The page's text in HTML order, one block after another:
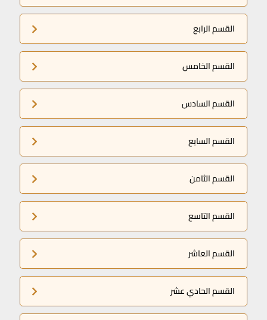
القسم الرابع
القسم الخامس
القسم السادس
القسم السابع
القسم الثامن
القسم التاسع
القسم العاشر
القسم الحادي عشر